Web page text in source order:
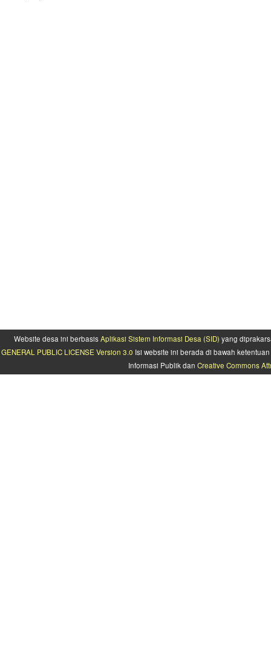
Website desa ini berbasisAplikasi Sistem Informasi Desa (SID) yang
GENERAL PUBLIC LICENSE Version 3.0 Isi website ini berada di bawah
Informasi Publik dan Creative Commons